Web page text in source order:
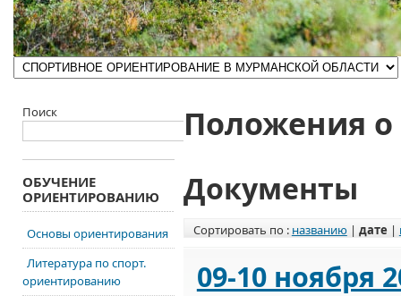
Положения о
Документы
Сортировать по : названию| дате |
09-10 ноября
Поиск
ОБУЧЕНИЕ
ОРИЕНТИРОВАНИЮ
Основы ориентирования
Литература по спорт.
ориентированию